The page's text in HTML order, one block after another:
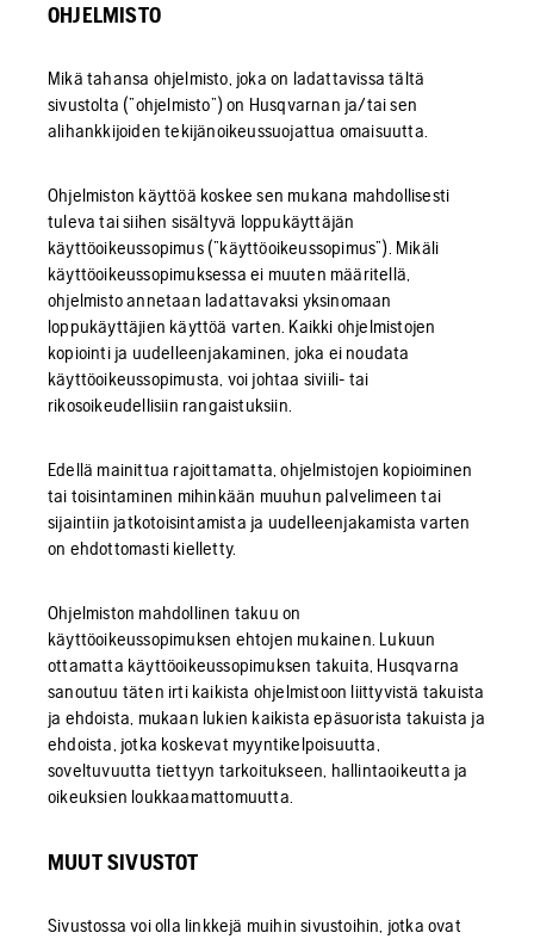
OHJELMISTO
Mikä tahansa ohjelmisto, joka on ladattavissa tältä
sivustolta (”ohjelmisto”) on Husqvarnan ja/tai sen
alihankkijoiden tekijänoikeussuojattua omaisuutta.
Ohjelmiston käyttöä koskee sen mukana mahdollisesti
tuleva tai siihen sisältyvä loppukäyttäjän
käyttöoikeussopimus (”käyttöoikeussopimus”). Mikäli
käyttöoikeussopimuksessa ei muuten määritellä,
ohjelmisto annetaan ladattavaksi yksinomaan
loppukäyttäjien käyttöä varten. Kaikki ohjelmistojen
kopiointi ja uudelleenjakaminen, joka ei noudata
käyttöoikeussopimusta, voi johtaa siviili- tai
rikosoikeudellisiin rangaistuksiin.
Edellä mainittua rajoittamatta, ohjelmistojen kopioiminen
tai toisintaminen mihinkään muuhun palvelimeen tai
sijaintiin jatkotoisintamista ja uudelleenjakamista varten
on ehdottomasti kielletty.
Ohjelmiston mahdollinen takuu on
käyttöoikeussopimuksen ehtojen mukainen. Lukuun
ottamatta käyttöoikeussopimuksen takuita, Husqvarna
sanoutuu täten irti kaikista ohjelmistoon liittyvistä takuista
ja ehdoista, mukaan lukien kaikista epäsuorista takuista ja
ehdoista, jotka koskevat myyntikelpoisuutta,
soveltuvuutta tiettyyn tarkoitukseen, hallintaoikeutta ja
oikeuksien loukkaamattomuutta.
MUUT SIVUSTOT
Sivustossa voi olla linkkejä muihin sivustoihin, jotka ovat